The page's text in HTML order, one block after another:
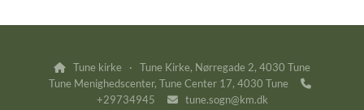

Tune kirke · Tune Kirke, Nørregade 2, 4030 Tune
Tune Menighedscenter, Tune Center 17, 4030 Tune

+29734945 tune.sogn@km.dk